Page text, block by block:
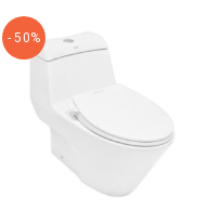
- 50%